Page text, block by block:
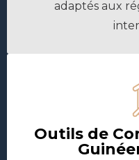
adaptés aux
Outils de